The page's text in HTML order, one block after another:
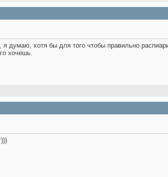
я думаю, хотя бы для того чтобы правильно
хочешь.